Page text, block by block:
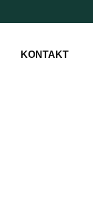
KONTAKT